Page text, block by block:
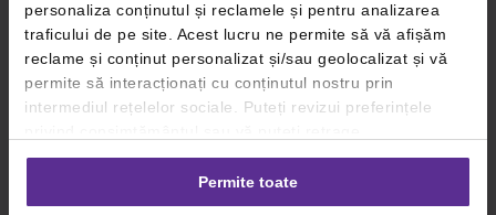
personaliza conținutul și reclamele și pentru analizarea
traficului de pe site. Acest lucru ne permite să vă afișăm
reclame și conținut personalizat și/sau geolocalizat și vă
permite să interacționați cu conținutul nostru prin
intermediul rețelelor sociale. Puteți revizui preferințele
consimțământul oricând, făcând click pe linkul către
setările dvs. de cookie-uri.Permite toate